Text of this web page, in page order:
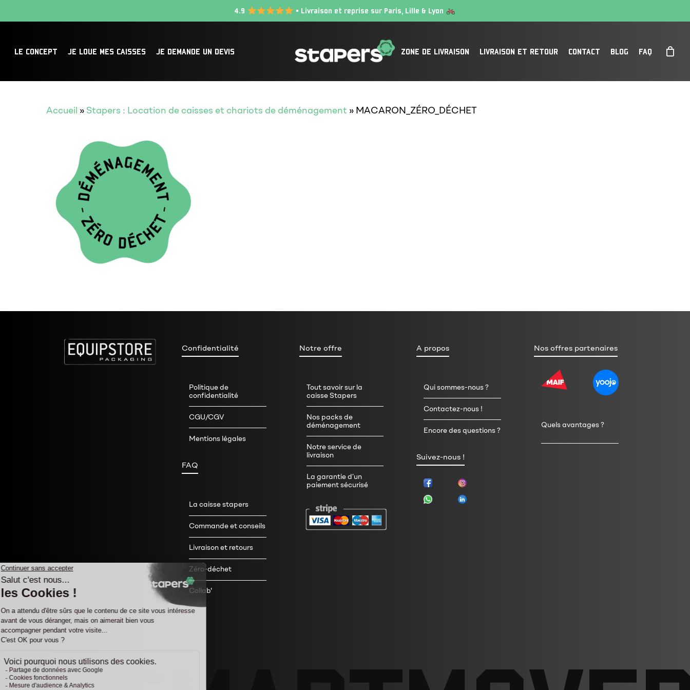
4.9 • Livraison et reprise sur Paris, Lille & Lyon
LE CONCEPT JE LOUE MES CAISSES JE DEMANDE UN DEVIS ZONE DE LIVRAISON LIVRAISON ET RETOUR CONTACT BLOG FAQ
Accueil » Stapers : Location de caisses et chariots de déménagement » MACARON_ZÉRO_DÉCHET
Confidentialité
Politique de
confidentialité
CGU/CGV
Mentions légales
FAQ
La caisse stapers
Commande et conseils
Livraison et retours
Zéro-déchet
Collab'
Notre offre
Tout savoir sur la
caisse Stapers
Nos packs de
déménagement
Notre service de
livraison
La garantie d’un
paiement sécurisé
A propos
Qui sommes-nous ?
Contactez-nous !
Encore des questions ?
Suivez-nous !
Nos offres partenaires
Quels avantages ?